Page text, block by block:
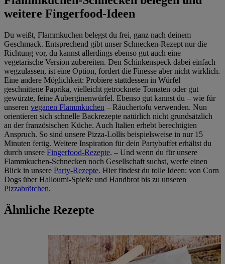
weitere Fingerfood-Ideen
Du weißt, Flammkuchen belegst du frei, ganz nach deinem
Geschmack. Entsprechend gibt unser Schnecken-Rezept nur die
Richtung vor, du kannst allerdings ebenso gut auch eine
vegetarische Version zubereiten. Den Schinkenspeck dabei einfach
wegzulassen, ist eine Option, fordert die Finesse aber nicht wirklich.
Eine andere Möglichkeit: Probiere stattdessen in Würfel
geschnittene Paprika, vielleicht getrocknete Tomaten oder gut
gewürzte, feine Auberginenwürfel. Ebenso gut kannst du – wie für
unseren veganen Flammkuchen – Räuchertofu verwenden. Nun
orientieren sich schnelle Backrezepte natürlich nicht grundsätzlich
an der französischen Küche. Auch Italien erhebt berechtigten
Anspruch. So sind unsere Pizza-Lollis beispielsweise in nur 15
Minuten fertig. Weitere Inspiration für dein Partybuffet erhältst du
durch unsere Fingerfood-Rezepte. – Und wenn du für unsere
Flammkuchen-Schnecken noch Gesellschaft suchst, werfe einen
Blick in unsere Party-Rezepte. Hier findest du tolle Ideen: von Corn
Dogs über Halloumi-Spieße und Handbrot bis zu unseren
Pizzabrötchen.
Ähnliche Rezepte